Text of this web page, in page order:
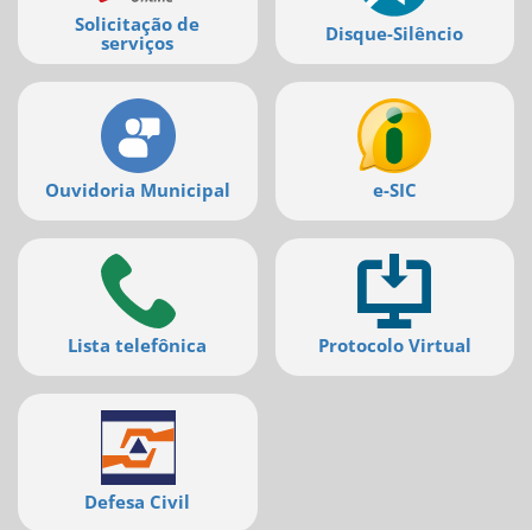
Solicitação de
serviços
Disque-Silêncio
Ouvidoria Municipal e-SIC
Lista telefônica Protocolo Virtual
Defesa Civil